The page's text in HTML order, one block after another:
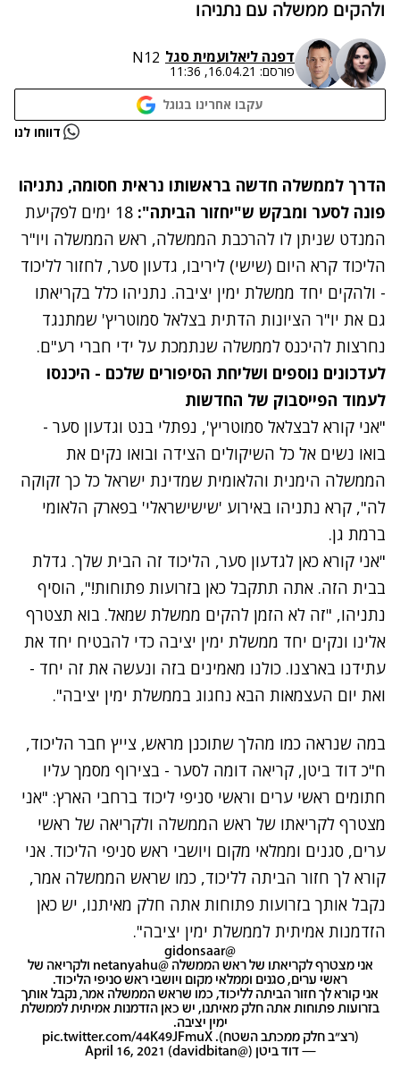
ולהקים ממשלה עם נתניהו
דפנה ליאלועמית סגל N12
פורסם: 16.04.21, 11:36
עקבו אחרינו בגוגל
נתקלנו בבעיה דווחו לנו
הדרך לממשלה חדשה בראשותו נראית חסומה, נתניהו
פונה לסער ומבקש ש"יחזור הביתה":
18 ימים לפקיעת
המנדט שניתן לו להרכבת הממשלה, ראש הממשלה ויו"ר
הליכוד קרא היום (שישי) ליריבו, גדעון סער, לחזור לליכוד
- ולהקים יחד ממשלת ימין יציבה. נתניהו כלל בקריאתו
גם את יו"ר הציונות הדתית בצלאל סמוטריץ' שמתנגד
נחרצות להיכנס לממשלה שנתמכת על ידי חברי רע"ם.
לעדכונים נוספים ושליחת הסיפורים שלכם - היכנסו
לעמוד הפייסבוק של החדשות
"אני קורא לבצלאל סמוטריץ', נפתלי בנט וגדעון סער -
בואו נשים אל כל השיקולים הצידה ובואו נקים את
הממשלה הימנית והלאומית שמדינת ישראל כל כך זקוקה
לה", קרא נתניהו באירוע 'שישישראלי' בפארק הלאומי
ברמת גן.
"אני קורא כאן לגדעון סער, הליכוד זה הבית שלך. גדלת
בבית הזה. אתה תתקבל כאן בזרועות פתוחות!", הוסיף
נתניהו, "זה לא הזמן להקים ממשלת שמאל. בוא תצטרף
אלינו ונקים יחד ממשלת ימין יציבה כדי להבטיח יחד את
עתידנו בארצנו. כולנו מאמינים בזה ונעשה את זה יחד -
ואת יום העצמאות הבא נחגוג בממשלת ימין יציבה".
במה שנראה כמו מהלך שתוכנן מראש, צייץ חבר הליכוד,
ח"כ דוד ביטן, קריאה דומה לסער - בצירוף מסמך עליו
חתומים ראשי ערים וראשי סניפי ליכוד ברחבי הארץ: "אני
מצטרף לקריאתו של ראש הממשלה ולקריאה של ראשי
ערים, סגנים וממלאי מקום ויושבי ראש סניפי הליכוד. אני
קורא לך חזור הביתה לליכוד, כמו שראש הממשלה אמר,
נקבל אותך בזרועות פתוחות אתה חלק מאיתנו, יש כאן
הזדמנות אמיתית לממשלת ימין יציבה".
@gidonsaar
אני מצטרף לקריאתו של ראש הממשלה@netanyahu
ולקריאה של
ראשי ערים, סגנים וממלאי מקום ויושבי ראש סניפי הליכוד.
אני קורא לך חזור הביתה לליכוד, כמו שראש הממשלה אמר, נקבל אותך
בזרועות פתוחות אתה חלק מאיתנו, יש כאן הזדמנות אמיתית לממשלת
ימין יציבה.
(רצ"ב חלק ממכתב השטח).pic.twitter.com/44K49JFmuX
— דוד ביטן (@davidbitan)
April 16, 2021